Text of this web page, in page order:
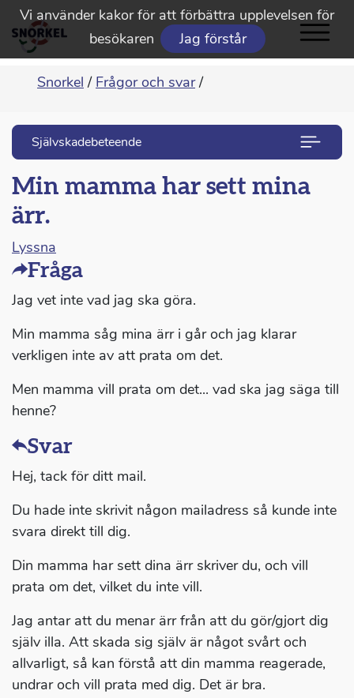
Vi använder kakor för att förbättra upplevelsen för
besökaren
Jag förstår
Snorkel / Frågor och svar /
Självskadebeteende
Min mamma har sett mina
ärr.
Lyssna
Fråga
Jag vet inte vad jag ska göra.
Min mamma såg mina ärr i går och jag klarar
verkligen inte av att prata om det.
Men mamma vill prata om det... vad ska jag säga till
henne?
Svar
Hej, tack för ditt mail.
Du hade inte skrivit någon mailadress så kunde inte
svara direkt till dig.
Din mamma har sett dina ärr skriver du, och vill
prata om det, vilket du inte vill.
Jag antar att du menar ärr från att du gör/gjort dig
själv illa. Att skada sig själv är något svårt och
allvarligt, så kan förstå att din mamma reagerade,
undrar och vill prata med dig. Det är bra.